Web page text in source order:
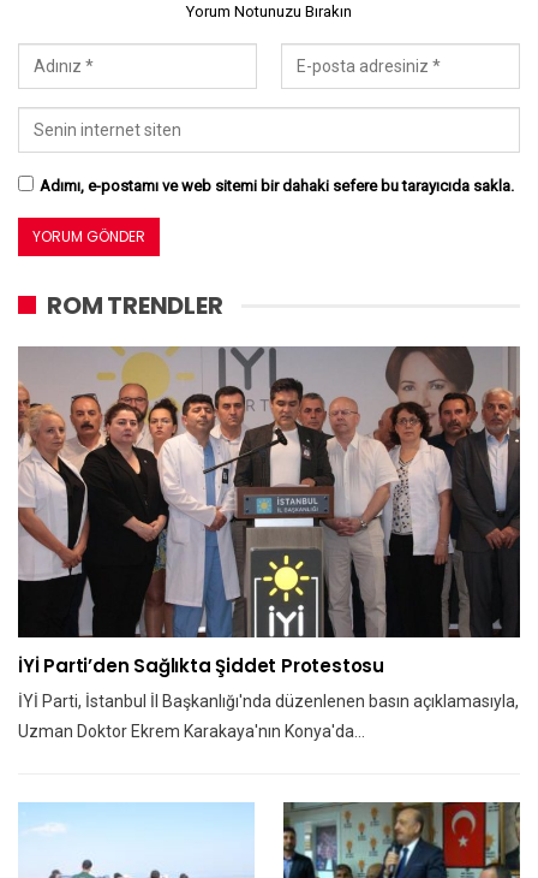
Yorum Notunuzu Bırakın
Adımı, e-postamı ve web sitemi bir dahaki sefere bu tarayıcıda sakla.
ROM TRENDLER
İYİ Parti’den Sağlıkta Şiddet Protestosu
İYİ Parti, İstanbul İl Başkanlığı'nda düzenlenen basın açıklamasıyla,
Uzman Doktor Ekrem Karakaya'nın Konya'da…